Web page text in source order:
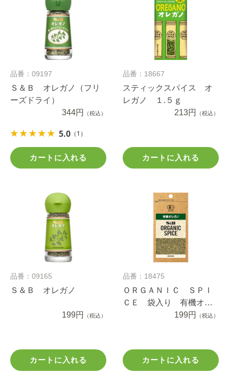
品番：09197
Ｓ＆Ｂ オレガノ（フリ
ーズドライ）
344円
（税込）
5.0 （1）
カートに入れる
品番：18667
スティックスパイス オ
レガノ １.５ｇ
213円
（税込）
カートに入れる
品番：09165
Ｓ＆Ｂ オレガノ
199円 （税込）
カートに入れる
品番：18475
ＯＲＧＡＮＩＣ ＳＰＩ
ＣＥ 袋入り 有機オレ
199円 （税込）
カートに入れる